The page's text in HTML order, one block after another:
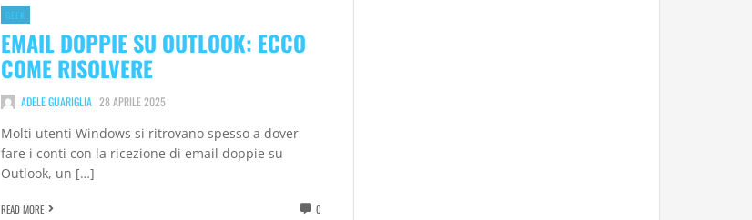
GEEK
EMAIL DOPPIE SU OUTLOOK: ECCO
COME RISOLVERE
ADELE GUARIGLIA 28 APRILE 2025
Molti utenti Windows si ritrovano spesso a dover
fare i conti con la ricezione di email doppie su
Outlook, un […]
READ MORE 0